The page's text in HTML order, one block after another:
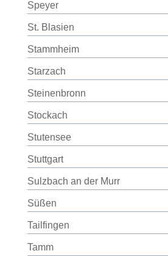
Speyer
St. Blasien
Stammheim
Starzach
Steinenbronn
Stockach
Stutensee
Stuttgart
Sulzbach an der Murr
Süßen
Tailfingen
Tamm